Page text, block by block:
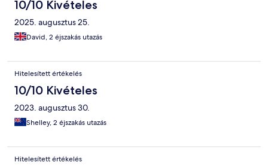
10/10 Kivételes
2025. augusztus 25.
David, 2 éjszakás utazás
Hitelesített értékelés
10/10 Kivételes
2023. augusztus 30.
Shelley, 2 éjszakás utazás
Hitelesített értékelés